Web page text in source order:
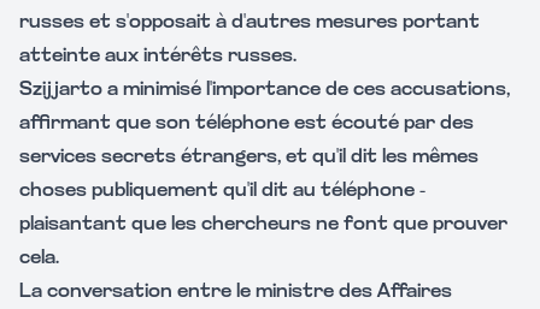
russes et s'opposait à d'autres mesures portant
atteinte aux intérêts russes.
Szijjarto a minimisé l'importance de ces accusations,
affirmant que son téléphone est écouté par des
services secrets étrangers, et qu'il dit les mêmes
choses publiquement qu'il dit au téléphone -
plaisantant que les chercheurs ne font que prouver
cela.
La conversation entre le ministre des Affaires